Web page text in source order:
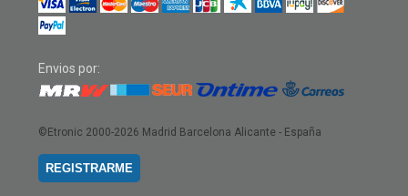
Envios por:
©Etronic 2000-2026 Madrid Barcelona Alicante - España
REGISTRARME